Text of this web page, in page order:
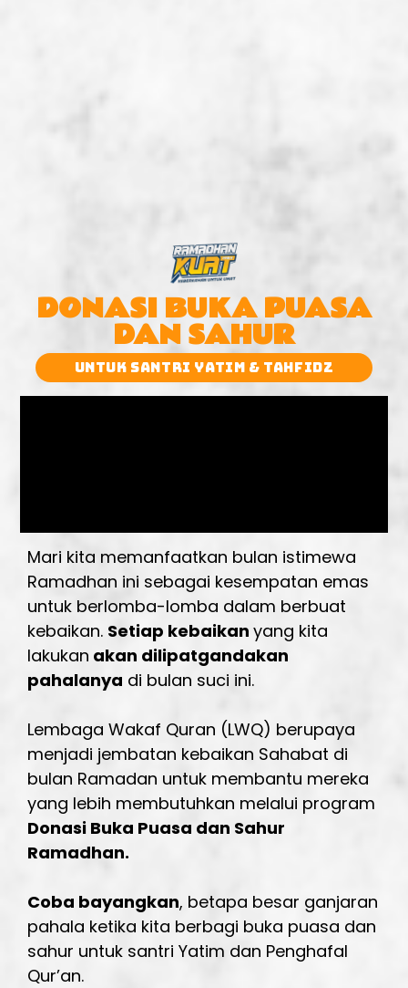
DONASI BUKA PUASA
DAN SAHUR
UNTUK SANTRI YATIM & TAHFIDZ
Mari kita memanfaatkan bulan istimewa
Ramadhan ini sebagai kesempatan emas
untuk berlomba-lomba dalam berbuat
kebaikan. Setiap kebaikan yang kita
lakukan akan dilipatgandakan
pahalanya di bulan suci ini.
Lembaga Wakaf Quran (LWQ) berupaya
menjadi jembatan kebaikan Sahabat di
bulan Ramadan untuk membantu mereka
yang lebih membutuhkan melalui program
Donasi Buka Puasa dan Sahur
Ramadhan.
Coba bayangkan, betapa besar ganjaran
pahala ketika kita berbagi buka puasa dan
sahur untuk santri Yatim dan Penghafal
Qur’an.